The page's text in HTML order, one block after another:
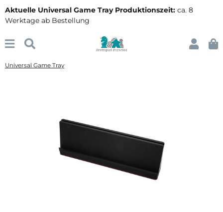
Aktuelle Universal Game Tray Produktionszeit: ca. 8
Werktage ab Bestellung
Universal Game Tray